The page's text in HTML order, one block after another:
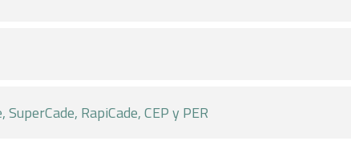
SuperCade, RapiCade, CEP y PER